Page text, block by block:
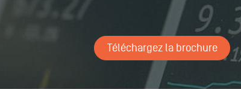
Téléchargez la brochure